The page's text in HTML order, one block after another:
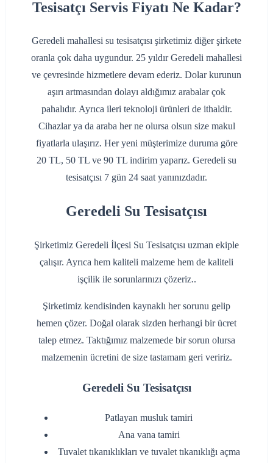
Tesisatçı Servis Fiyatı Ne Kadar?
Geredeli mahallesi su tesisatçısı şirketimiz diğer şirkete
oranla çok daha uygundur. 25 yıldır Geredeli mahallesi
ve çevresinde hizmetlere devam ederiz. Dolar kurunun
aşırı artmasından dolayı aldığımız arabalar çok
pahalıdır. Ayrıca ileri teknoloji ürünleri de ithaldir.
Cihazlar ya da araba her ne olursa olsun size makul
fiyatlarla ulaşırız. Her yeni müşterimize duruma göre
20 TL, 50 TL ve 90 TL indirim yaparız. Geredeli su
tesisatçısı 7 gün 24 saat yanınızdadır.
Geredeli Su Tesisatçısı
Şirketimiz Geredeli İlçesi Su Tesisatçısı uzman ekiple
çalışır. Ayrıca hem kaliteli malzeme hem de kaliteli
işçilik ile sorunlarınızı çözeriz..
Şirketimiz kendisinden kaynaklı her sorunu gelip
hemen çözer. Doğal olarak sizden herhangi bir ücret
talep etmez. Taktığımız malzemede bir sorun olursa
malzemenin ücretini de size tastamam geri veririz.
Geredeli Su Tesisatçısı
‌Patlayan musluk tamiri
‌Ana vana tamiri
‌Tuvalet tıkanıklıkları ve tuvalet tıkanıklığı açma